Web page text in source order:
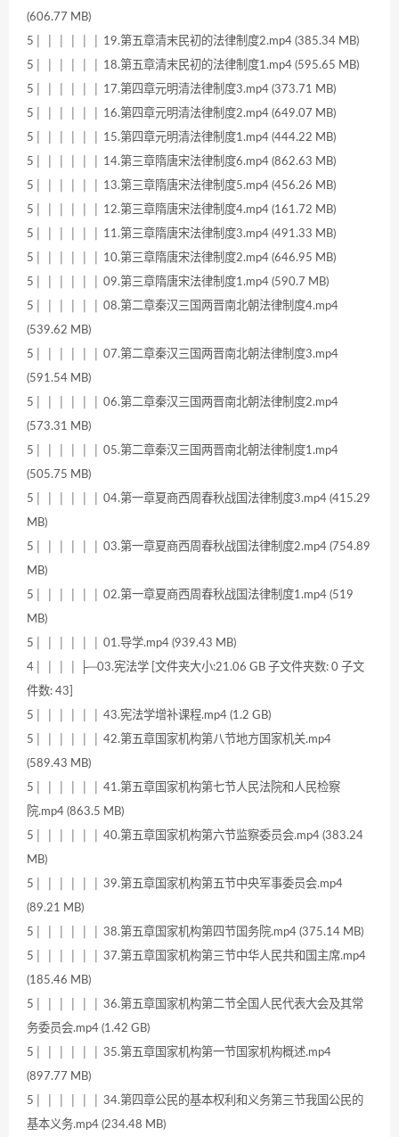
(606.77 MB)
5│ │ │ │ │ │ 19.第五章清末民初的法律制度2.mp4 (385.34 MB)
5│ │ │ │ │ │ 18.第五章清末民初的法律制度1.mp4 (595.65 MB)
5│ │ │ │ │ │ 17.第四章元明清法律制度3.mp4 (373.71 MB)
5│ │ │ │ │ │ 16.第四章元明清法律制度2.mp4 (649.07 MB)
5│ │ │ │ │ │ 15.第四章元明清法律制度1.mp4 (444.22 MB)
5│ │ │ │ │ │ 14.第三章隋唐宋法律制度6.mp4 (862.63 MB)
5│ │ │ │ │ │ 13.第三章隋唐宋法律制度5.mp4 (456.26 MB)
5│ │ │ │ │ │ 12.第三章隋唐宋法律制度4.mp4 (161.72 MB)
5│ │ │ │ │ │ 11.第三章隋唐宋法律制度3.mp4 (491.33 MB)
5│ │ │ │ │ │ 10.第三章隋唐宋法律制度2.mp4 (646.95 MB)
5│ │ │ │ │ │ 09.第三章隋唐宋法律制度1.mp4 (590.7 MB)
5│ │ │ │ │ │ 08.第二章秦汉三国两晋南北朝法律制度4.mp4
(539.62 MB)
5│ │ │ │ │ │ 07.第二章秦汉三国两晋南北朝法律制度3.mp4
(591.54 MB)
5│ │ │ │ │ │ 06.第二章秦汉三国两晋南北朝法律制度2.mp4
(573.31 MB)
5│ │ │ │ │ │ 05.第二章秦汉三国两晋南北朝法律制度1.mp4
(505.75 MB)
5│ │ │ │ │ │ 04.第一章夏商西周春秋战国法律制度3.mp4 (415.29
MB)
5│ │ │ │ │ │ 03.第一章夏商西周春秋战国法律制度2.mp4 (754.89
MB)
5│ │ │ │ │ │ 02.第一章夏商西周春秋战国法律制度1.mp4 (519
MB)
5│ │ │ │ │ │ 01.导学.mp4 (939.43 MB)
4│ │ │ │ ├─03.宪法学 [文件夹大小:21.06 GB 子文件夹数: 0 子文
件数: 43]
5│ │ │ │ │ │ 43.宪法学增补课程.mp4 (1.2 GB)
5│ │ │ │ │ │ 42.第五章国家机构第八节地方国家机关.mp4
(589.43 MB)
5│ │ │ │ │ │ 41.第五章国家机构第七节人民法院和人民检察
院.mp4 (863.5 MB)
5│ │ │ │ │ │ 40.第五章国家机构第六节监察委员会.mp4 (383.24
MB)
5│ │ │ │ │ │ 39.第五章国家机构第五节中央军事委员会.mp4
(89.21 MB)
5│ │ │ │ │ │ 38.第五章国家机构第四节国务院.mp4 (375.14 MB)
5│ │ │ │ │ │ 37.第五章国家机构第三节中华人民共和国主席.mp4
(185.46 MB)
5│ │ │ │ │ │ 36.第五章国家机构第二节全国人民代表大会及其常
务委员会.mp4 (1.42 GB)
5│ │ │ │ │ │ 35.第五章国家机构第一节国家机构概述.mp4
(897.77 MB)
5│ │ │ │ │ │ 34.第四章公民的基本权利和义务第三节我国公民的
基本义务.mp4 (234.48 MB)